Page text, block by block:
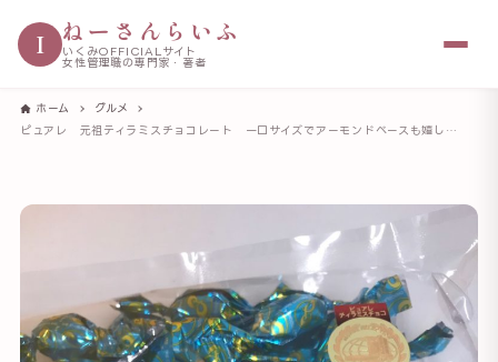
I ねーさんらいふ
いくみOFFICIALサイト
女性管理職の専門家・著者
ホーム
グルメ
ピュアレ 元祖ティラミスチョコレート 一口サイズでアーモンドベースも嬉しい 職場の「大量配り」にはうってつけ